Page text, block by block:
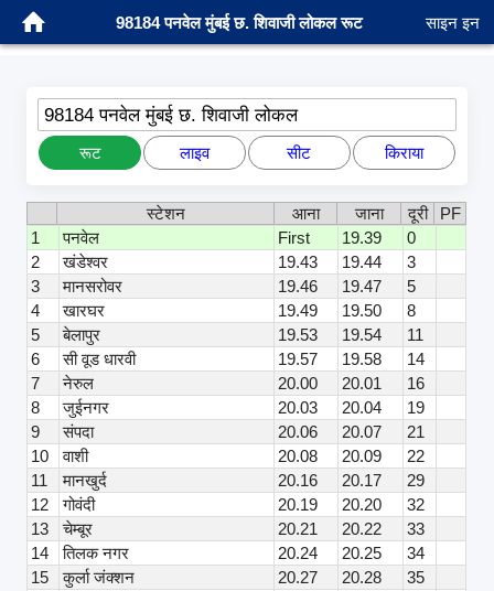
98184 पनवेल मुंबई छ. शिवाजी लोकल रूट साइन इन
98184 पनवेल मुंबई छ. शिवाजी लोकल
रूट लाइव सीट किराया
स्टेशन आना जाना दूरी
PF
1
पनवेल First 19.39
0
2
खंडेश्वर 19.43 19.44
3
3
मानसरोवर 19.46 19.47
5
4
खारघर 19.49 19.50
8
5
बेलापुर 19.53 19.54
11
6
सी वूड धारवी 19.57 19.58
14
7
नेरुल 20.00 20.01
16
8
जुईनगर 20.03 20.04
19
9
संपदा 20.06 20.07
21
10
वाशी 20.08 20.09
22
11
मानखुर्द 20.16 20.17
29
12
गोवंदी 20.19 20.20
32
13
चेम्बूर 20.21 20.22
33
14
तिलक नगर 20.24 20.25
34
15
कुर्ला जंक्शन 20.27 20.28
35